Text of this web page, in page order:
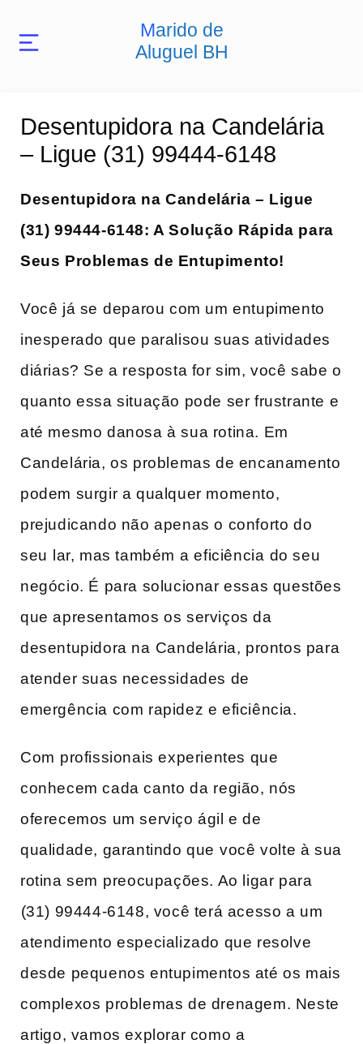
Marido de
Aluguel BH
Desentupidora na Candelária
– Ligue (31) 99444-6148
Desentupidora na Candelária – Ligue
(31) 99444-6148: A Solução Rápida para
Seus Problemas de Entupimento!
Você já se⁢ deparou com um‍ entupimento
‌inesperado que‌ paralisou ‌suas ‍atividades
diárias? ​Se a resposta for sim, você sabe o
quanto essa‌ situação pode ‍ser frustrante⁢ e
até‍ mesmo danosa à sua rotina. Em
Candelária, os problemas de encanamento
podem surgir a qualquer momento,
‌prejudicando não apenas o‍ conforto‌ do⁢
seu ⁢lar, mas também a ⁣eficiência ⁣do seu
negócio. É para ‍solucionar essas questões
que apresentamos os serviços ‍da
desentupidora na⁤ Candelária, prontos ​para
‍atender suas necessidades de
emergência com rapidez e eficiência.
Com ⁢profissionais experientes que
conhecem cada canto da ⁣região, nós ​
oferecemos um serviço​ ágil e de
qualidade, garantindo que⁣ você volte à​ sua
​rotina sem⁢ preocupações. Ao ligar para
⁣(31) 99444-6148, ‍você terá acesso a um
atendimento ‍especializado que resolve‌
desde‍ pequenos entupimentos até os mais
complexos problemas de drenagem. Neste
artigo, vamos explorar‌ como a